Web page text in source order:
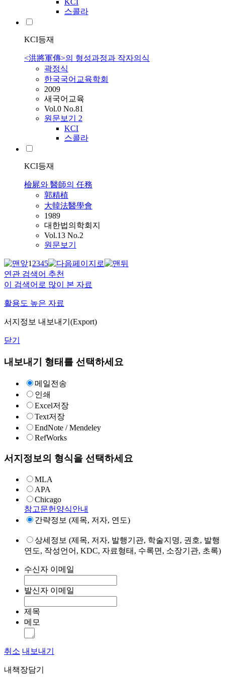
KCI
스콜라
KCI등재
<洪將軍傳>의 형성과정과 작자의식
곽정식
한국국어교육학회
2009
새국어교육
Vol.0 No.81
원문보기 2
KCI
스콜라
KCI등재
檢屍와 醫師의 任務
郭精植
大韓法醫學會
1989
대한법의학회지
Vol.13 No.2
원문보기
12345
연관 검색어 추천
이 검색어로 많이 본 자료
활용도 높은 자료
서지정보 내보내기(Export)
닫기
내보내기 형태를 선택하세요
메일전송
인쇄
Excel저장
Text저장
EndNote / Mendeley
RefWorks
서지정보의 형식을 선택하세요
MLA
APA
Chicago
참고문헌양식안내
간략정보 (제목, 저자, 연도)
상세정보 (제목, 저자, 발행기관, 학술지명, 권호, 발행
연도, 작성언어, KDC, 자료형태, 수록면, 소장기관, 초록)
수신자 이메일
발신자 이메일
제목
메모
취소 내보내기
내책장담기